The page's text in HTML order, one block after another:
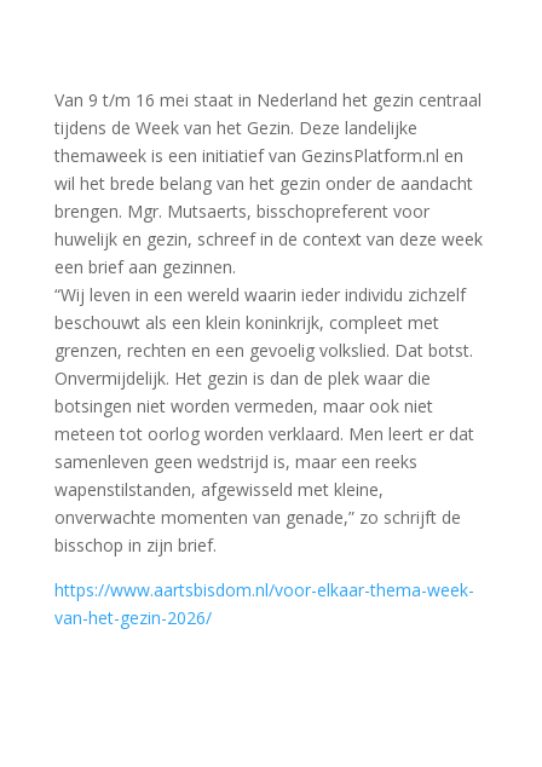
Van 9 t/m 16 mei staat in Nederland het gezin centraal
tijdens de Week van het Gezin. Deze landelijke
themaweek is een initiatief van GezinsPlatform.nl en
wil het brede belang van het gezin onder de aandacht
brengen. Mgr. Mutsaerts, bisschopreferent voor
huwelijk en gezin, schreef in de context van deze week
een brief aan gezinnen.
“Wij leven in een wereld waarin ieder individu zichzelf
beschouwt als een klein koninkrijk, compleet met
grenzen, rechten en een gevoelig volkslied. Dat botst.
Onvermijdelijk. Het gezin is dan de plek waar die
botsingen niet worden vermeden, maar ook niet
meteen tot oorlog worden verklaard. Men leert er dat
samenleven geen wedstrijd is, maar een reeks
wapenstilstanden, afgewisseld met kleine,
onverwachte momenten van genade,” zo schrijft de
bisschop in zijn brief.
https://www.aartsbisdom.nl/voor-elkaar-thema-week-
van-het-gezin-2026/